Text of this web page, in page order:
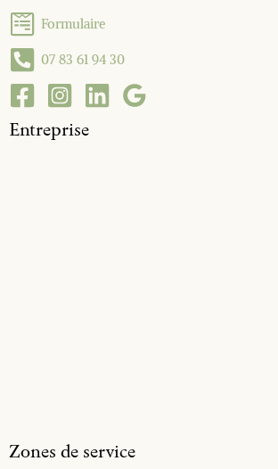
Formulaire
07 83 61 94 30
Entreprise
Zones de service